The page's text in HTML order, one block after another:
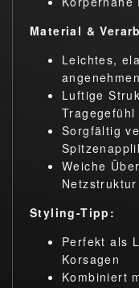
Material &
Leichtes,
Luftige
Tragegefühl
Sorgfältig
Weiche
Netzstruktur
Styling-Tipp:
Perfekt als
Korsagen
Kombiniert